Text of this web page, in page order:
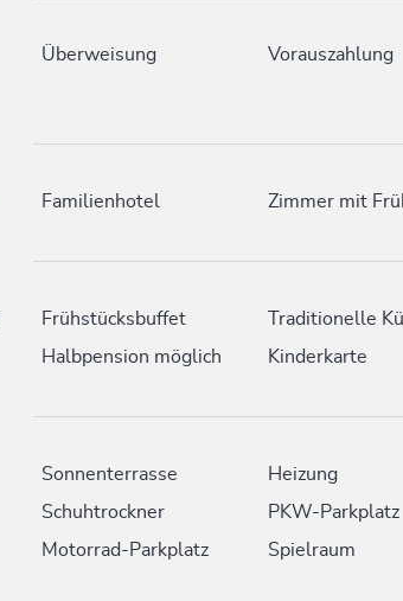
Überweisung Vorauszahlung
Familienhotel Zimmer mit
Frühstücksbuffet Traditionelle
Halbpension möglich
Kinderkarte
Sonnenterrasse Heizung
Schuhtrockner
PKW-Parkplatz
Motorrad-Parkplatz
Spielraum